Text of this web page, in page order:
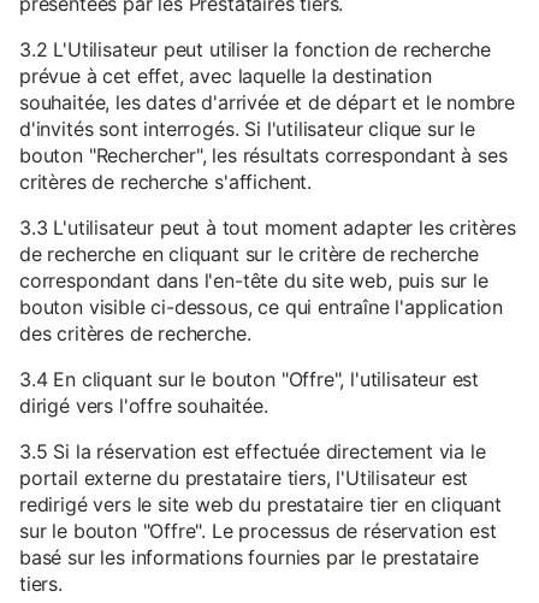
3.2 L'Utilisateur peut utiliser la fonction de recherche
prévue à cet effet, avec laquelle la destination
souhaitée, les dates d'arrivée et de départ et le nombre
d'invités sont interrogés. Si l'utilisateur clique sur le
bouton "Rechercher", les résultats correspondant à ses
critères de recherche s'affichent.
3.3 L'utilisateur peut à tout moment adapter les critères
de recherche en cliquant sur le critère de recherche
correspondant dans l'en-tête du site web, puis sur le
bouton visible ci-dessous, ce qui entraîne l'application
des critères de recherche.
3.4 En cliquant sur le bouton "Offre", l'utilisateur est
dirigé vers l'offre souhaitée.
3.5 Si la réservation est effectuée directement via le
portail externe du prestataire tiers, l'Utilisateur est
redirigé vers le site web du prestataire tier en cliquant
sur le bouton "Offre". Le processus de réservation est
basé sur les informations fournies par le prestataire
tiers.